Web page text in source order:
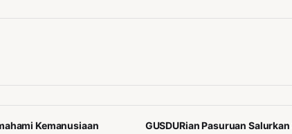
Kemanusiaan GUSDURian Pasuruan